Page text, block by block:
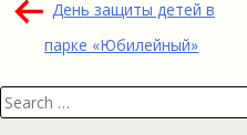
Навигация
по
День защиты детей в
парке «Юбилейный»
Search
for: